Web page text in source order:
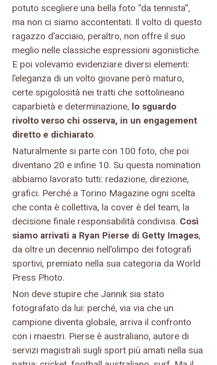
potuto scegliere una bella foto “da tennista”,
ma non ci siamo accontentati. Il volto di questo
ragazzo d’acciaio, peraltro, non offre il suo
meglio nelle classiche espressioni agonistiche.
E poi volevamo evidenziare diversi elementi:
l’eleganza di un volto giovane però maturo,
certe spigolosità nei tratti che sottolineano
caparbietà e determinazione, lo sguardo
rivolto verso chi osserva, in un engagement
diretto e dichiarato.
Naturalmente si parte con 100 foto, che poi
diventano 20 e infine 10. Su questa nomination
abbiamo lavorato tutti: redazione, direzione,
grafici. Perché a Torino Magazine ogni scelta
che conta è collettiva, la cover è del team, la
decisione finale responsabilità condivisa. Così
siamo arrivati a Ryan Pierse di Getty Images,
da oltre un decennio nell’olimpo dei fotografi
sportivi, premiato nella sua categoria da World
Press Photo.
Non deve stupire che Jannik sia stato
fotografato da lui: perché, via via che un
campione diventa globale, arriva il confronto
con i maestri. Pierse è australiano, autore di
servizi magistrali sugli sport più amati nella sua